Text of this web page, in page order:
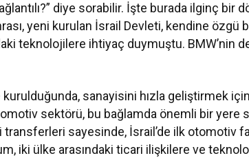
diye sorabilir. İşte burada ilginç bir
yeni kurulan İsrail Devleti, kendine özgü
teknolojilere ihtiyaç duymuştu. BMW’nin
kurulduğunda, sanayisini hızla geliştirmek
sektörü, bu bağlamda önemli bir yere
sayesinde, İsrail’de ilk otomotiv
iki ülke arasındaki ticari ilişkilere ve